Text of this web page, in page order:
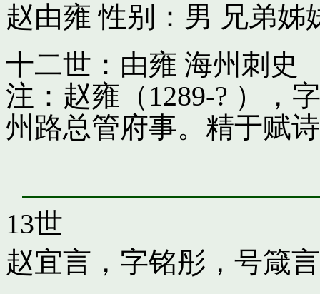
赵由雍 性别：男 兄弟姊
十二世：由雍 海州刺史
注：赵雍（1289-? ），
州路总管府事。精于赋
13世
赵宜言，字铭彤，号箴言